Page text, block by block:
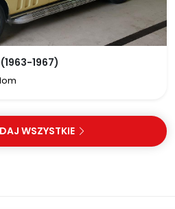
1967)
WSZYSTKIE